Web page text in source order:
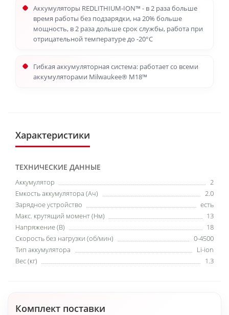
Аккумуляторы REDLITHIUM-ION™ - в 2 раза больше
время работы без подзарядки, на 20% больше
мощность, в 2 раза дольше срок службы, работа при
отрицательной температуре до -20°С
Гибкая аккумуляторная система: работает со всеми
аккумуляторами Milwaukee® M18™
Характеристики
ТЕХНИЧЕСКИЕ ДАННЫЕ
Аккумулятор
2
Емкость аккумулятора (Ач)
2.0
Зарядное устройство
есть
Макс. крутящий момент (Нм)
13
Напряжение (В)
18
Скорость без нагрузки (об/мин)
0-4500
Тип аккумулятора
Li-ion
Вес (кг)
1.3
Комплект поставки